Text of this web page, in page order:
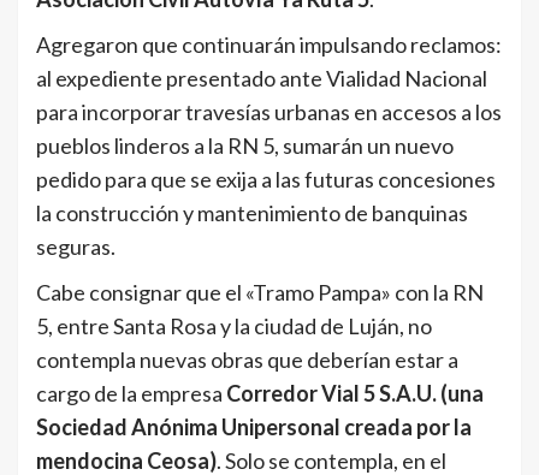
Agregaron que continuarán impulsando reclamos:
al expediente presentado ante Vialidad Nacional
para incorporar travesías urbanas en accesos a los
pueblos linderos a la RN 5, sumarán un nuevo
pedido para que se exija a las futuras concesiones
la construcción y mantenimiento de banquinas
seguras.
Cabe consignar que el «Tramo Pampa» con la RN
5, entre Santa Rosa y la ciudad de Luján, no
contempla nuevas obras que deberían estar a
cargo de la empresa Corredor Vial 5 S.A.U. (una
Sociedad Anónima Unipersonal creada por la
mendocina Ceosa). Solo se contempla, en el